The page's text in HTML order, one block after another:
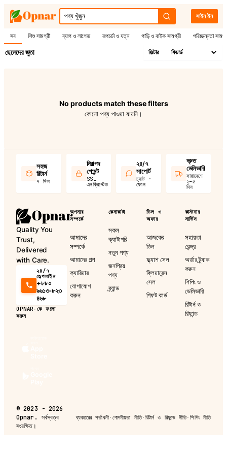
সাইন ইন
সব শিশু সামগ্রী ব্যাগ ও লাগেজ রূপচর্চা ও যত্ন গাড়ি ও বাইক সামগ্রী পরিচ্ছন্নতা
ছেলেদের জুতা ফিল্টার
No products match these filters
কোনো পণ্য পাওয়া যায়নি।
সহজ
রিটার্ন
৭ দিন
নিরাপদ
পেমেন্ট
SSL
এনক্রিপ্টেড
২৪/৭
সাপোর্ট
চ্যাট ·
ফোন
দ্রুত
ডেলিভারি
সারাদেশে
২–৫
দিন
Quality You
Trust,
Delivered
with Care.
২৪/৭
হেল্পলাইন
+৮৮০
৯৬১৩-৮২৩
৪৬৮
OPNAR-কে ফলো
করুন
অপনার
সম্পর্কে
আমাদের
সম্পর্কে
আমাদের গল্প
ক্যারিয়ার
যোগাযোগ
করুন
কেনাকাটা
সকল
ক্যাটাগরি
নতুন পণ্য
জনপ্রিয়
পণ্য
ব্র্যান্ড
ডিল ও
অফার
আজকের
ডিল
ফ্ল্যাশ সেল
ক্লিয়ারেন্স
সেল
গিফট কার্ড
কাস্টমার
সার্ভিস
সহায়তা
কেন্দ্র
অর্ডার ট্র্যাক
করুন
শিপিং ও
ডেলিভারি
রিটার্ন ও
রিফান্ড
©2023 - 2026
Opnar.
সর্বস্বত্ব
সংরক্ষিত।
ব্যবহারের শর্তাবলী· গোপনীয়তা নীতি· রিটার্ন ও রিফান্ড নীতি·শিপিং নীতি